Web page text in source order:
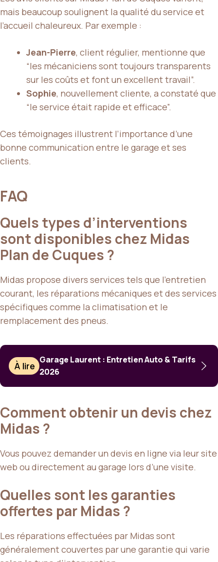
mais beaucoup soulignent la qualité du service et
l’accueil chaleureux. Par exemple :
Jean-Pierre, client régulier, mentionne que
“les mécaniciens sont toujours transparents
sur les coûts et font un excellent travail”.
Sophie, nouvellement cliente, a constaté que
“le service était rapide et efficace”.
Ces témoignages illustrent l’importance d’une
bonne communication entre le garage et ses
clients.
FAQ
Quels types d’interventions
sont disponibles chez Midas
Plan de Cuques ?
Midas propose divers services tels que l’entretien
courant, les réparations mécaniques et des services
spécifiques comme la climatisation et le
remplacement des pneus.
À lire
Garage Laurent : Entretien Auto & Tarifs
2026
Comment obtenir un devis chez
Midas ?
Vous pouvez demander un devis en ligne via leur site
web ou directement au garage lors d’une visite.
Quelles sont les garanties
offertes par Midas ?
Les réparations effectuées par Midas sont
généralement couvertes par une garantie qui varie